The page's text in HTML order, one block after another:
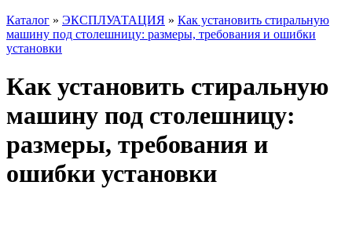
Каталог » ЭКСПЛУАТАЦИЯ » Как установить стиральную
машину под столешницу: размеры, требования и ошибки
установки
Как установить стиральную
машину под столешницу:
размеры, требования и
ошибки установки